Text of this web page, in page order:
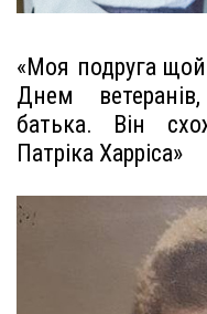
«Моя подруга
Днем
батька. Він
Патріка Харріса»